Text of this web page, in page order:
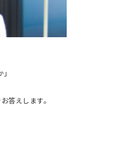
答えします。